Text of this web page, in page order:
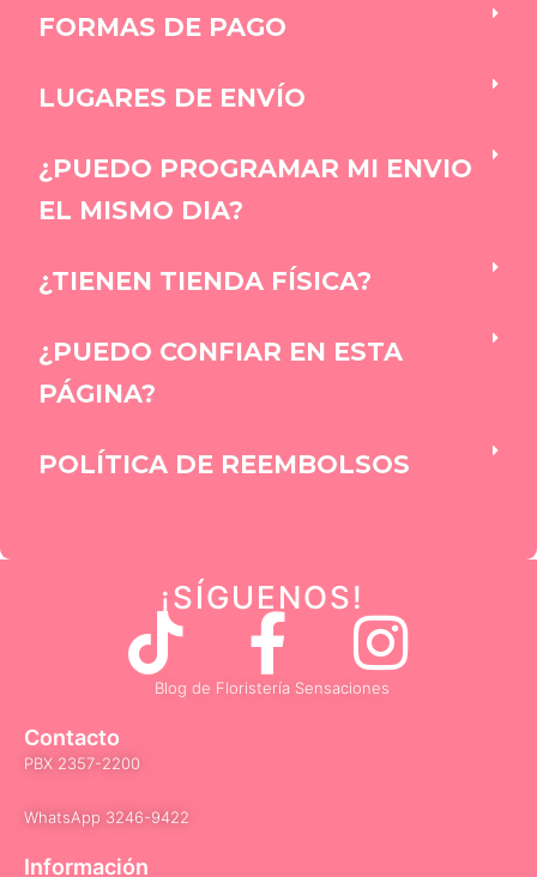
FORMAS DE PAGO
LUGARES DE ENVÍO
¿PUEDO PROGRAMAR MI ENVIO
EL MISMO DIA?
¿TIENEN TIENDA FÍSICA?
¿PUEDO CONFIAR EN ESTA
PÁGINA?
POLÍTICA DE REEMBOLSOS
¡SÍGUENOS!
T
i
t
F
a
I
n
Blog de Floristería Sensaciones
Contacto
PBX 2357-2200
WhatsApp 3246-9422​
Información